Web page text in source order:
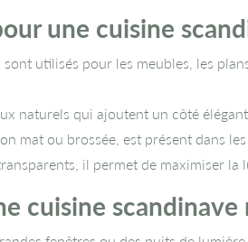
une cuisine
utilisés pour les meubles, les
naturels qui ajoutent un côté
mat ou brossée, est présent dans
il permet de maximiser la
cuisine scandinave